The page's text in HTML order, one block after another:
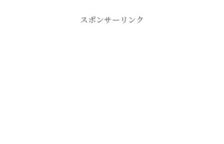
スポンサーリンク